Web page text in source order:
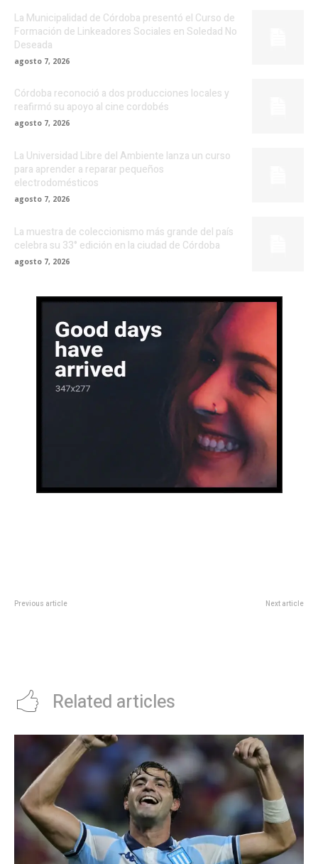
La Municipalidad de Córdoba presentó el Curso de
Formación de Linkeadores Sociales en Soledad No
Deseada
agosto 7, 2026
Córdoba reconoció a dos producciones locales y
reafirmó su apoyo al cine cordobés
agosto 7, 2026
La Universidad Libre del Ambiente lanza un curso
para aprender a reparar pequeños
electrodomésticos
agosto 7, 2026
La muestra de coleccionismo más grande del país
celebra su 33° edición en la ciudad de Córdoba
agosto 7, 2026
Previous article Next article
Related articles